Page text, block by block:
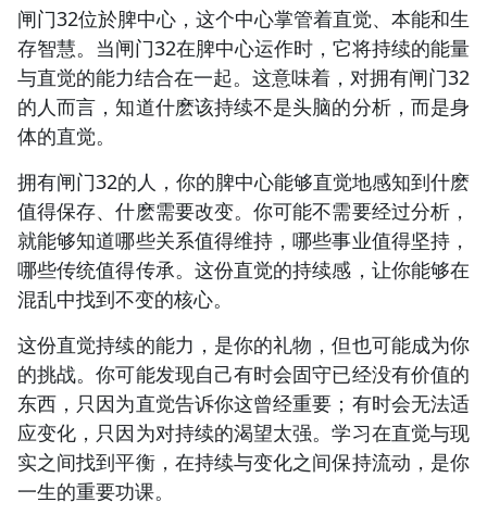
闸门32位於脾中心，这个中心掌管着直觉、本能和生
存智慧。当闸门32在脾中心运作时，它将持续的能量
与直觉的能力结合在一起。这意味着，对拥有闸门32
的人而言，知道什麽该持续不是头脑的分析，而是身
体的直觉。
拥有闸门32的人，你的脾中心能够直觉地感知到什麽
值得保存、什麽需要改变。你可能不需要经过分析，
就能够知道哪些关系值得维持，哪些事业值得坚持，
哪些传统值得传承。这份直觉的持续感，让你能够在
混乱中找到不变的核心。
这份直觉持续的能力，是你的礼物，但也可能成为你
的挑战。你可能发现自己有时会固守已经没有价值的
东西，只因为直觉告诉你这曾经重要；有时会无法适
应变化，只因为对持续的渴望太强。学习在直觉与现
实之间找到平衡，在持续与变化之间保持流动，是你
一生的重要功课。